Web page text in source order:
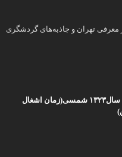
در سال ۱۳۹۵ به منظور معرفی تهران و جاذبه‌های گردشگری
نقشه محمد غفاری به سال۱۳۲۳ شمسی(زمان اشغال